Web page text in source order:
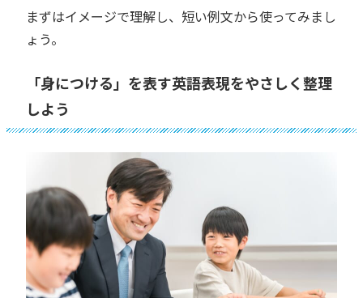
まずはイメージで理解し、短い例文から使ってみまし
ょう。
「身につける」を表す英語表現をやさしく整理
しよう